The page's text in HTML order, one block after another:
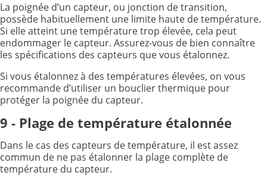
La poignée d’un capteur, ou jonction de transition,
possède habituellement une limite haute de température.
Si elle atteint une température trop élevée, cela peut
endommager le capteur. Assurez-vous de bien connaître
les spécifications des capteurs que vous étalonnez.
Si vous étalonnez à des températures élevées, on vous
recommande d’utiliser un bouclier thermique pour
protéger la poignée du capteur.
9 - Plage de température étalonnée
Dans le cas des capteurs de température, il est assez
commun de ne pas étalonner la plage complète de
température du capteur.